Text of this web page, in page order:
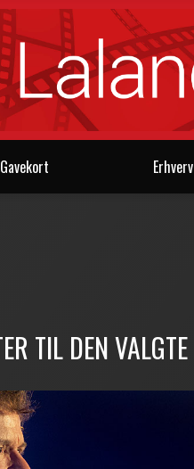
Gavekort Erhverv